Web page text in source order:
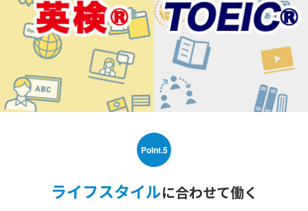
Point.5
ライフスタイルに合わせて働く